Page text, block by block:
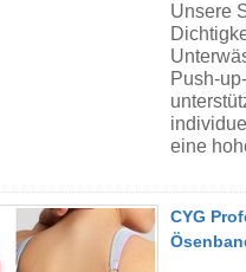
Unsere
Push-
eine
CYG